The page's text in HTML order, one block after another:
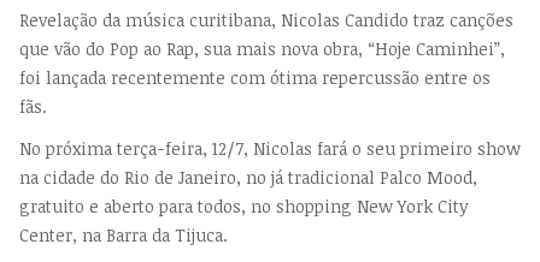
Revelação da música curitibana, Nicolas Candido traz canções
que vão do Pop ao Rap, sua mais nova obra, “Hoje Caminhei”,
foi lançada recentemente com ótima repercussão entre os
fãs.
No próxima terça-feira, 12/7, Nicolas fará o seu primeiro show
na cidade do Rio de Janeiro, no já tradicional Palco Mood,
gratuito e aberto para todos, no shopping New York City
Center, na Barra da Tijuca.